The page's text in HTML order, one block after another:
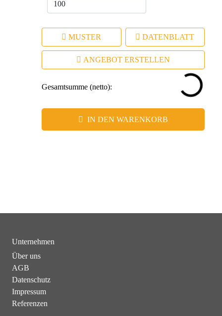
MUSTER DATENBLATT
ANGEBOT ERSTELLEN
Gesamtsumme (netto):
IN DEN WARENKORB
Unternehmen
Über uns
AGB
Datenschutz
Impressum
Referenzen